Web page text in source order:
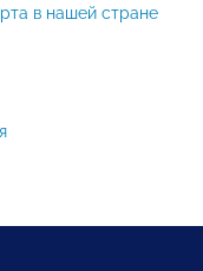
в нашей стране